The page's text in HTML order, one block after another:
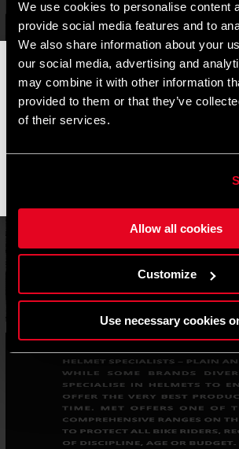
We use cookies to personalise content
provide social media features and to
We also share information about your
our social media, advertising and
may combine it with other information
provided to them or that they’ve
of their services.
Allow all cookies
Customize
Use necessary cookies
📦AVVISO DI CHIUSURA
I nostri uffici e il magazzino resteranno